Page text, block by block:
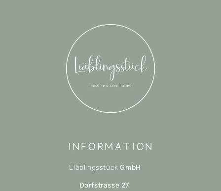
Information
Liäblingsstück GmbH
Dorfstrasse 27